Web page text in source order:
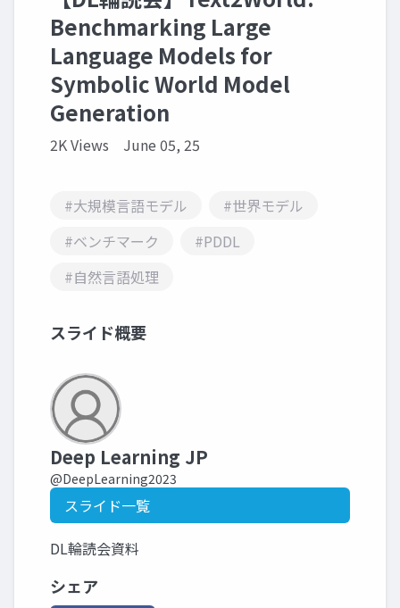
Benchmarking Large
Language Models for
Symbolic World Model
Generation
2K Views June 05, 25
#大規模言語モデル
#世界モデル
#ベンチマーク
#PDDL
#自然言語処理
スライド概要
Deep Learning JP
@DeepLearning2023
スライド一覧
DL輪読会資料
シェア